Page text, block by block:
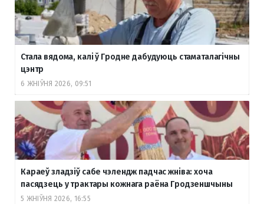
Стала вядома, калі ў Гродне дабудуюць стаматалагічны
цэнтр
6 ЖНІЎНЯ 2026, 09:51
Караеў зладзіў сабе чэлендж падчас жніва: хоча
пасядзець у трактары кожнага раёна Гродзеншчыны
5 ЖНІЎНЯ 2026, 16:55